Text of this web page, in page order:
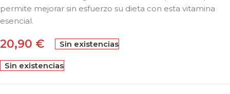
permite mejorar sin esfuerzo su dieta con esta vitamina
esencial.
20,90 € Sin existencias
Sin existencias